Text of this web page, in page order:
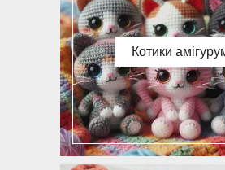
Котики